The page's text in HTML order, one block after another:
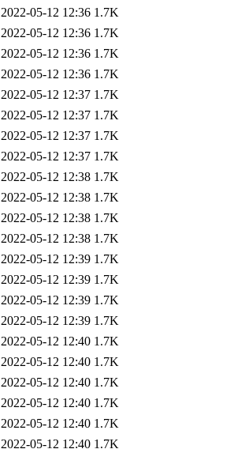
2022-05-12 12:36 1.7K
2022-05-12 12:36 1.7K
2022-05-12 12:36 1.7K
2022-05-12 12:36 1.7K
2022-05-12 12:37 1.7K
2022-05-12 12:37 1.7K
2022-05-12 12:37 1.7K
2022-05-12 12:37 1.7K
2022-05-12 12:38 1.7K
2022-05-12 12:38 1.7K
2022-05-12 12:38 1.7K
2022-05-12 12:38 1.7K
2022-05-12 12:39 1.7K
2022-05-12 12:39 1.7K
2022-05-12 12:39 1.7K
2022-05-12 12:39 1.7K
2022-05-12 12:40 1.7K
2022-05-12 12:40 1.7K
2022-05-12 12:40 1.7K
2022-05-12 12:40 1.7K
2022-05-12 12:40 1.7K
2022-05-12 12:40 1.7K